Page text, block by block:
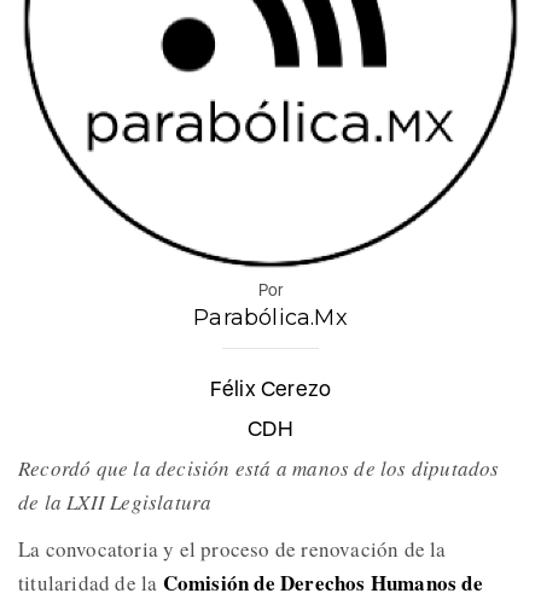
Por
Parabólica.Mx
Félix Cerezo
CDH
Recordó que la decisión está a manos de los diputados
de la LXII Legislatura
La convocatoria y el proceso de renovación de la
titularidad de la Comisión de Derechos Humanos de